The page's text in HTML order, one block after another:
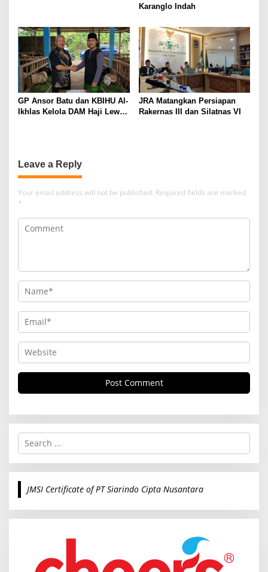
Karanglo Indah
GP Ansor Batu dan KBIHU Al-
Ikhlas Kelola DAM Haji Lewat
JRA Matangkan Persiapan
Rakernas III dan Silatnas VI
Leave a Reply
Your email address will not be published. Required fields are marked
*
S
r
c
o
JMSI Certificate of PT Siarindo Cipta Nusantara